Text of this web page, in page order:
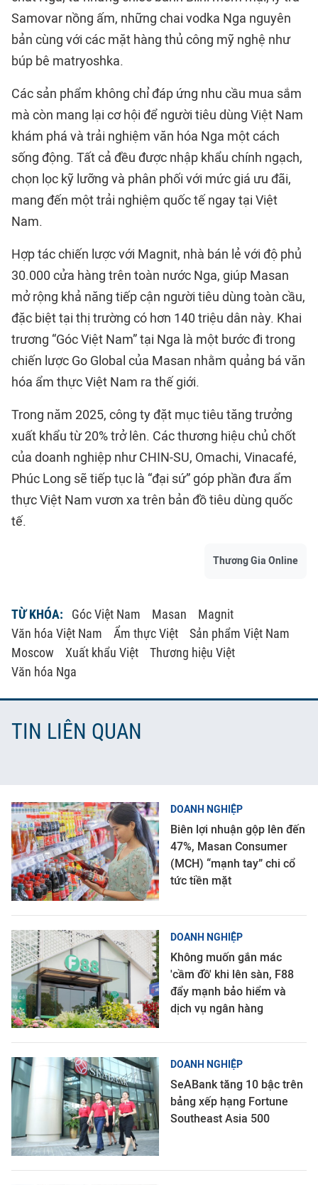
Samovar nồng ấm, những chai vodka Nga nguyên
bản cùng với các mặt hàng thủ công mỹ nghệ như
búp bê matryoshka.
Các sản phẩm không chỉ đáp ứng nhu cầu mua sắm
mà còn mang lại cơ hội để người tiêu dùng Việt Nam
khám phá và trải nghiệm văn hóa Nga một cách
sống động. Tất cả đều được nhập khẩu chính ngạch,
chọn lọc kỹ lưỡng và phân phối với mức giá ưu đãi,
mang đến một trải nghiệm quốc tế ngay tại Việt
Nam.
Hợp tác chiến lược với Magnit, nhà bán lẻ với độ phủ
30.000 cửa hàng trên toàn nước Nga, giúp Masan
mở rộng khả năng tiếp cận người tiêu dùng toàn cầu,
đặc biệt tại thị trường có hơn 140 triệu dân này. Khai
trương “Góc Việt Nam” tại Nga là một bước đi trong
chiến lược Go Global của Masan nhằm quảng bá văn
hóa ẩm thực Việt Nam ra thế giới.
Trong năm 2025, công ty đặt mục tiêu tăng trưởng
xuất khẩu từ 20% trở lên. Các thương hiệu chủ chốt
của doanh nghiệp như CHIN-SU, Omachi, Vinacafé,
Phúc Long sẽ tiếp tục là “đại sứ” góp phần đưa ẩm
thực Việt Nam vươn xa trên bản đồ tiêu dùng quốc
tế.
Thương Gia Online
TỪ KHÓA: Góc Việt Nam Masan
Magnit
Văn hóa Việt Nam
Ẩm thực Việt
Sản phẩm Việt Nam
Moscow
Xuất khẩu Việt
Thương hiệu Việt
Văn hóa Nga
TIN LIÊN QUAN
DOANH NGHIỆP
Biên lợi nhuận gộp lên đến
47%, Masan Consumer
(MCH) “mạnh tay” chi cổ
tức tiền mặt
DOANH NGHIỆP
Không muốn gắn mác
'cầm đồ' khi lên sàn, F88
đẩy mạnh bảo hiểm và
dịch vụ ngân hàng
DOANH NGHIỆP
SeABank tăng 10 bậc trên
bảng xếp hạng Fortune
Southeast Asia 500